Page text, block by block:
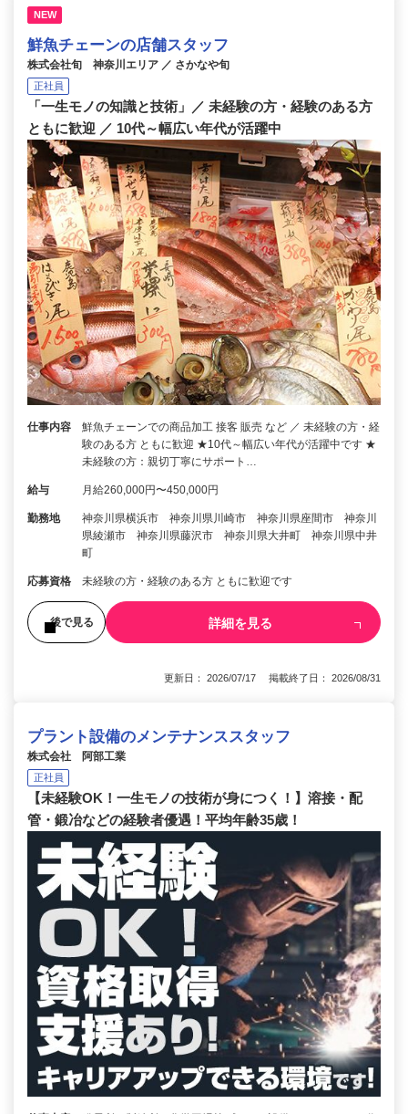
NEW
鮮魚チェーンの店舗スタッフ
株式会社旬 神奈川エリア ／ さかなや旬
正社員
「一生モノの知識と技術」／ 未経験の方・経験のある方
ともに歓迎 ／ 10代～幅広い年代が活躍中
仕事内容
鮮魚チェーンでの商品加工 接客 販売 など ／ 未経験の方・経
験のある方 ともに歓迎 ★10代～幅広い年代が活躍中です ★
未経験の方：親切丁寧にサポート…
給与 月給260,000円〜450,000円
勤務地
神奈川県横浜市 神奈川県川崎市 神奈川県座間市 神奈川
県綾瀬市 神奈川県藤沢市 神奈川県大井町 神奈川県中井
町
応募資格 未経験の方・経験のある方 ともに歓迎です
後で見る 詳細を見る
更新日： 2026/07/17 掲載終了日： 2026/08/31
プラント設備のメンテナンススタッフ
株式会社 阿部工業
正社員
【未経験OK！一生モノの技術が身につく！】溶接・配
管・鍛冶などの経験者優遇！平均年齢35歳！